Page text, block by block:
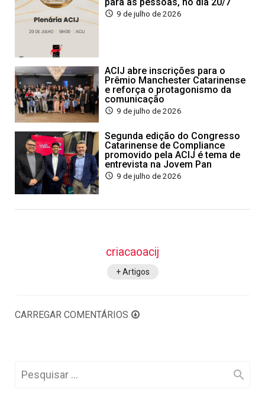
9 de julho de 2026
ACIJ abre inscrições para o
Prêmio Manchester Catarinense
e reforça o protagonismo da
comunicação
9 de julho de 2026
Segunda edição do Congresso
Catarinense de Compliance
promovido pela ACIJ é tema de
entrevista na Jovem Pan
9 de julho de 2026
criacaoacij
+ Artigos
CARREGAR COMENTÁRIOS